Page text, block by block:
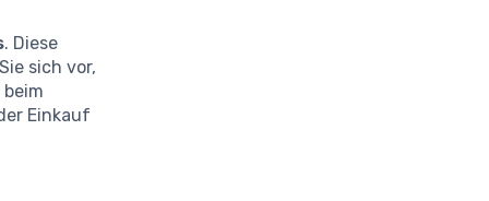
. Diese
sich vor,
Einkauf